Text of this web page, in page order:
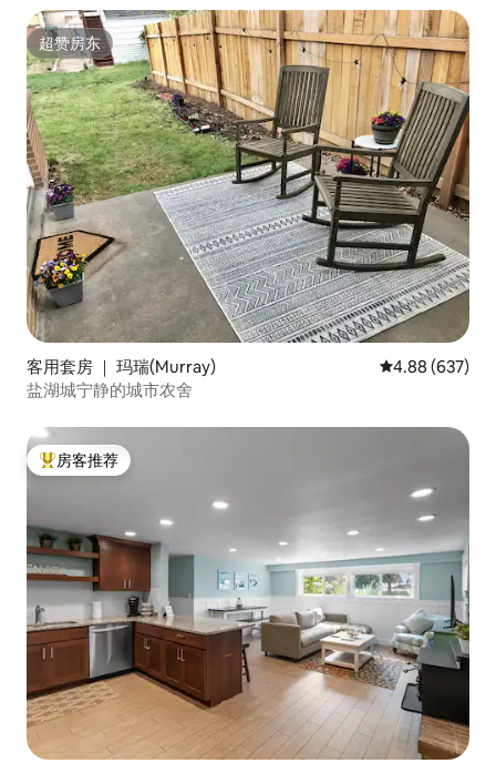
超赞房东
超赞房东
客用套房 ｜ 玛瑞(Murray) 平均评分 4.88
4.88 (637)
盐湖城宁静的城市农舍
热门「房客推荐」
房客推荐